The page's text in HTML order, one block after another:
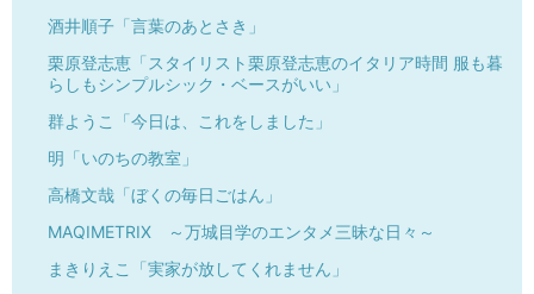
酒井順子「言葉のあとさき」
栗原登志恵「スタイリスト栗原登志恵のイタリア時間 服も暮
らしもシンプルシック・ベースがいい」
群ようこ「今日は、これをしました」
明「いのちの教室」
高橋文哉「ぼくの毎日ごはん」
MAQIMETRIX ～万城目学のエンタメ三昧な日々～
まきりえこ「実家が放してくれません」